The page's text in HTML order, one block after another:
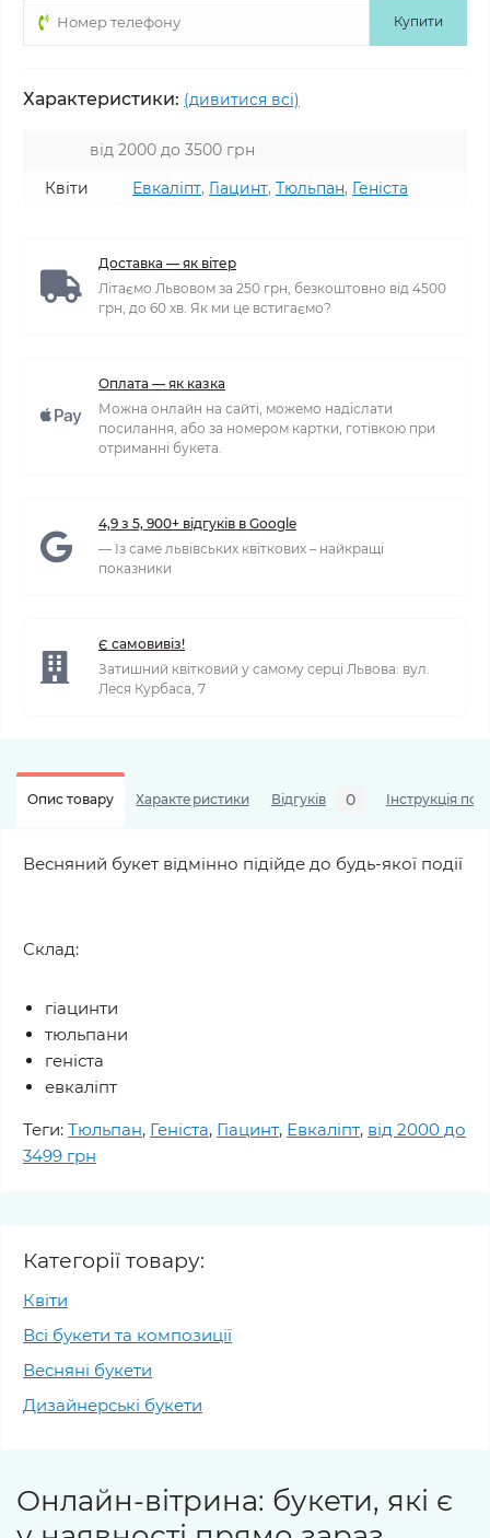
Купити
Характеристики: (дивитися всі)
від 2000 до 3500 грн
Квіти
Евкаліпт, Гіацинт, Тюльпан, Геніста
Доставка — як вітер
Літаємо Львовом за 250 грн, безкоштовно від 4500
грн, до 60 хв. Як ми це встигаємо?
Оплата — як казка
Можна онлайн на сайті, можемо надіслати
посилання, або за номером картки, готівкою при
отриманні букета.
4,9 з 5, 900+ відгуків в Google
— Із саме львівських квіткових – найкращі
показники
Є самовивіз!
Затишний квітковий у самому серці Львова: вул.
Леся Курбаса, 7
Опис товару Характеристики Відгуків 0 Інструкція по
Весняний букет відмінно підійде до будь-якої події
Склад:
гіацинти
тюльпани
геніста
евкаліпт
Теги: Тюльпан, Геніста, Гіацинт, Евкаліпт, від 2000 до
3499 грн
Категорії товару:
Квіти
Всі букети та композиції
Весняні букети
Дизайнерські букети
Онлайн-вітрина: букети, які є